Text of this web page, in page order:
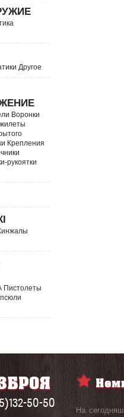
Другое
Воронки
Крепления
рукоятки
Пистолеты
50-50
На